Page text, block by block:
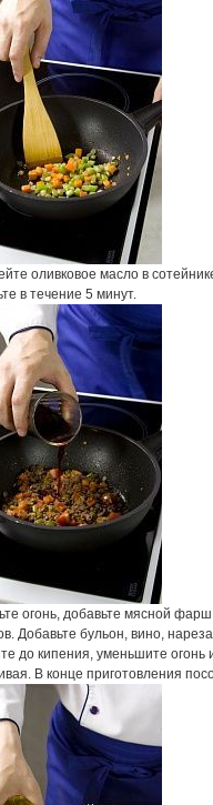
оливковое масло в
в течение 5 минут.
огонь, добавьте мясной
Добавьте бульон, вино,
до кипения, уменьшите огонь
В конце приготовления